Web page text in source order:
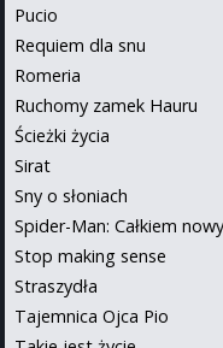
Pucio
Requiem dla snu
Romeria
Ruchomy zamek Hauru
Ścieżki życia
Sirat
Sny o słoniach
Spider-Man: Całkiem
Stop making sense
Straszydła
Tajemnica Ojca Pio